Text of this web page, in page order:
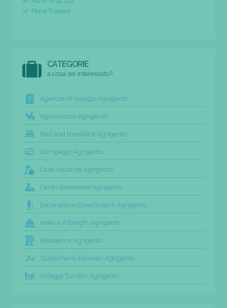
Mare Trapani
CATEGORIE
a cosa sei interessato?
Agenzie di Viaggio Agrigento
Agriturismo Agrigento
Bed and Breakfast Agrigento
Campeggi Agrigento
Case Vacanze Agrigento
Centri Benessere Agrigento
Escursioni e Divertimenti Agrigento
Hotel e Alberghi Agrigento
Residence Agrigento
Stabilimenti balneari Agrigento
Villaggi Turistici Agrigento